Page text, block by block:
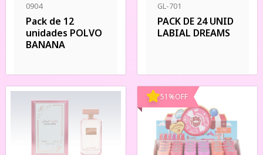
0904
Pack de 12
unidades POLVO
BANANA
GL-701
PACK DE 24 UNID
LABIAL DREAMS
51 %OFF